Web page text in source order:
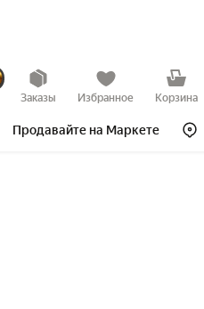
Заказы Избранное Корзина
Продавайте на Маркете